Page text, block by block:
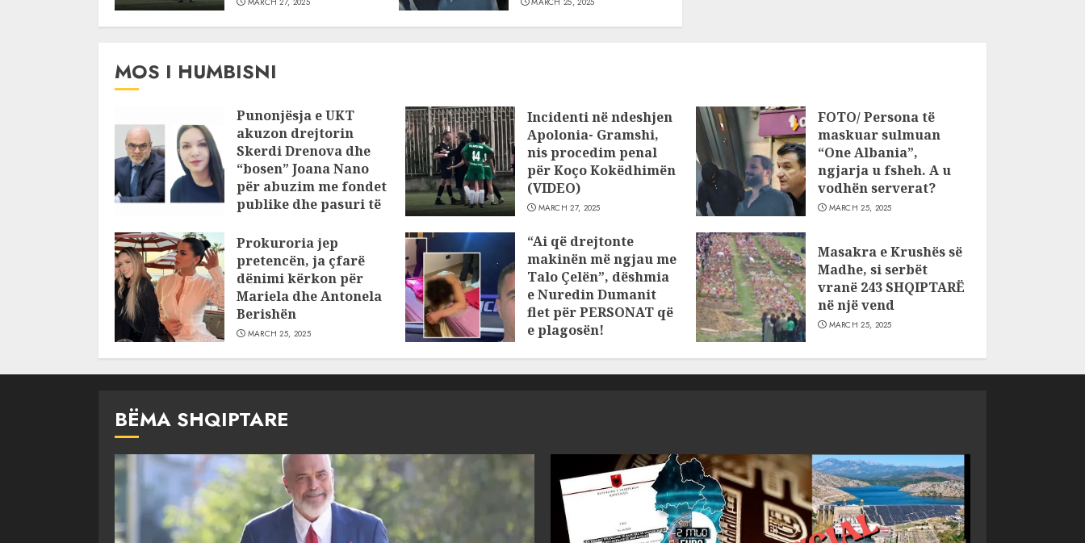
MOS I HUMBISNI
Punonjësja e UKT
akuzon drejtorin
Skerdi Drenova dhe
“bosen” Joana Nano
për abuzim me fondet
publike dhe pasuri të
JULY 24, 2025
Incidenti në ndeshjen
Apolonia- Gramshi,
nis procedim penal
për Koço Kokëdhimën
(VIDEO)
MARCH 27, 2025
FOTO/ Persona të
maskuar sulmuan
“One Albania”,
ngjarja u fsheh. A u
vodhën serverat?
MARCH 25, 2025
Prokuroria jep
pretencën, ja çfarë
dënimi kërkon për
Mariela dhe Antonela
Berishën
MARCH 25, 2025
“Ai që drejtonte
makinën më ngjau me
Talo Çelën”, dëshmia
e Nuredin Dumanit
flet për PERSONAT që
e plagosën!
Masakra e Krushës së
Madhe, si serbët
vranë 243 SHQIPTARË
në një vend
MARCH 25, 2025
BËMA SHQIPTARE